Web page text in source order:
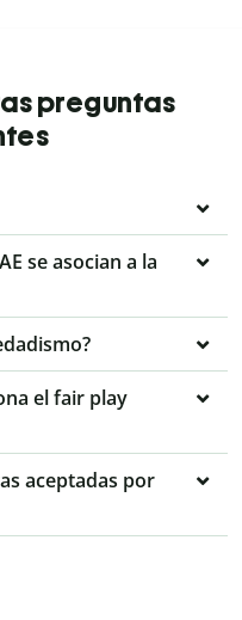
preguntas
se asocian a la
el fair play
aceptadas por